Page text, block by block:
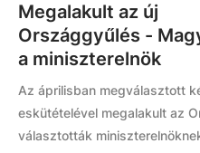
Megalakult az új
Országgyűlés -
a miniszterelnök
Az áprilisban megválasztott
eskütételével megalakult az
választották